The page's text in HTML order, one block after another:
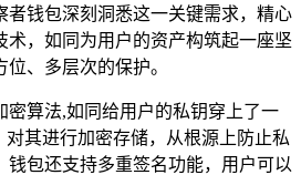
者钱包深刻洞悉这一关键需求，精心
术，如同为用户的资产构筑起一座坚
、多层次的保护。
密算法,如同给用户的私钥穿上了一
对其进行加密存储，从根源上防止私
钱包还支持多重签名功能，用户可以